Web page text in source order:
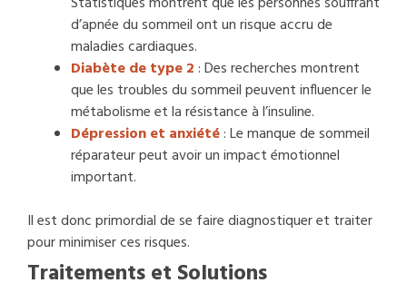
d’apnée du sommeil ont un risque accru de
maladies cardiaques.
Diabète de type 2: Des recherches montrent
que les troubles du sommeil peuvent influencer le
métabolisme et la résistance à l’insuline.
Dépression et anxiété: Le manque de sommeil
réparateur peut avoir un impact émotionnel
important.
Il est donc primordial de se faire diagnostiquer et traiter
pour minimiser ces risques.
Traitements et Solutions